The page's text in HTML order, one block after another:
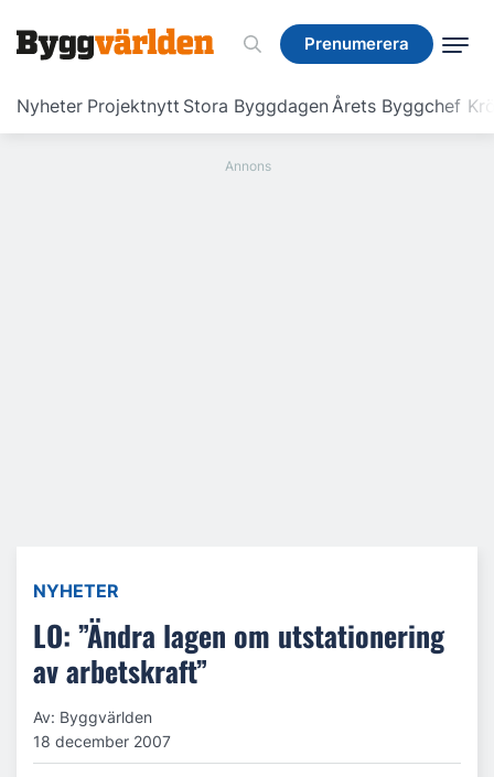
Prenumerera
Nyheter Projektnytt Stora ByggdagenÅrets Byggchef
Prenumerera
NYHETER
LO: ”Ändra lagen om utstationering
av arbetskraft”
Av: Byggvärlden
18 december 2007